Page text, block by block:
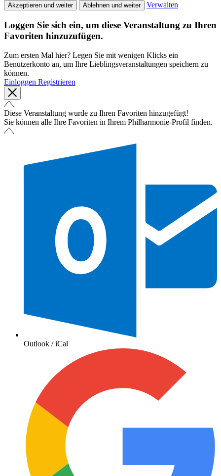
Akzeptieren und weiter Ablehnen und weiter Verwalten
Loggen Sie sich ein, um diese Veranstaltung zu Ihren
Favoriten hinzuzufügen.
Zum ersten Mal hier? Legen Sie mit wenigen Klicks ein
Benutzerkonto an, um Ihre Lieblingsveranstaltungen speichern zu
können.
Einloggen Registrieren
Diese Veranstaltung wurde zu Ihren Favoriten hinzugefügt!
Sie können alle Ihre Favoriten in Ihrem Philharmonie-Profil finden.
Outlook / iCal